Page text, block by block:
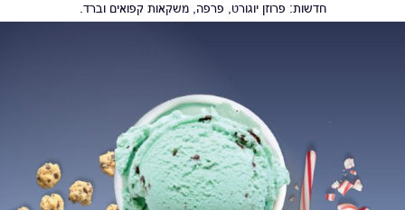
חדשות: פרוזן יוגורט, פרפה, משקאות קפואים וברד.